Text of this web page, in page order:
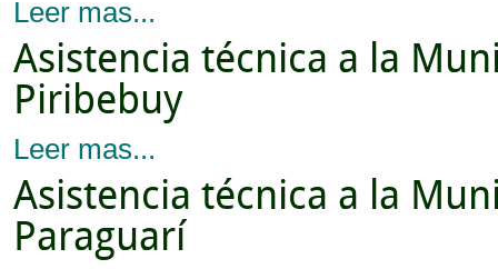
Leer mas...
Asistencia técnica a la
Piribebuy
Leer mas...
Asistencia técnica a la
Paraguarí